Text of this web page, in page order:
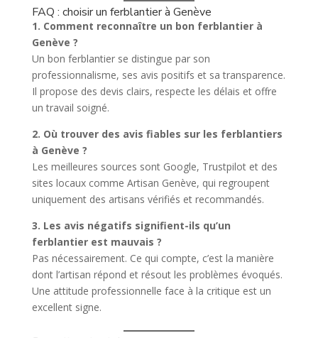
FAQ : choisir un ferblantier à Genève
1. Comment reconnaître un bon ferblantier à
Genève ?
Un bon ferblantier se distingue par son
professionnalisme, ses avis positifs et sa transparence.
Il propose des devis clairs, respecte les délais et offre
un travail soigné.
2. Où trouver des avis fiables sur les ferblantiers
à Genève ?
Les meilleures sources sont Google, Trustpilot et des
sites locaux comme Artisan Genève, qui regroupent
uniquement des artisans vérifiés et recommandés.
3. Les avis négatifs signifient-ils qu’un
ferblantier est mauvais ?
Pas nécessairement. Ce qui compte, c’est la manière
dont l’artisan répond et résout les problèmes évoqués.
Une attitude professionnelle face à la critique est un
excellent signe.